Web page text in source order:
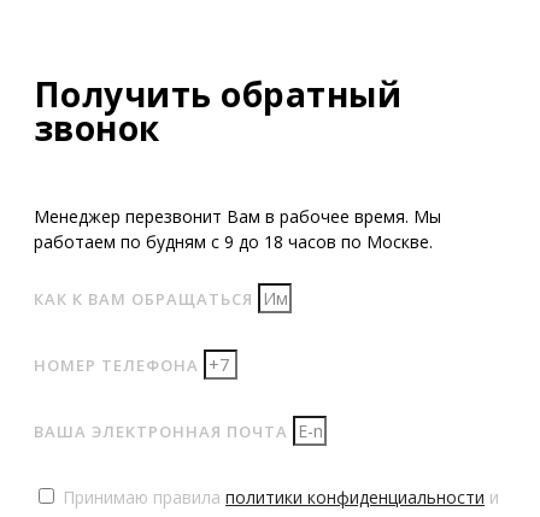
Получить обратный
звонок
Менеджер перезвонит Вам в рабочее время. Мы
работаем по будням с 9 до 18 часов по Москве.
КАК К ВАМ ОБРАЩАТЬСЯ
НОМЕР ТЕЛЕФОНА
ВАША ЭЛЕКТРОННАЯ ПОЧТА
Принимаю правила политики конфиденциальности и